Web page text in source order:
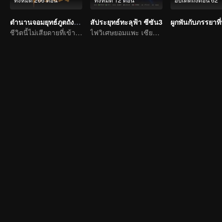
ตำนานจอมยุทธ์ภูตถังซาน
ชีวิตนี้ไม่เสียดายที่เข้านิกายถัง
สัประยุทธ์ทะลุฟ้า ซีซัน3
ไฟวิเศษยอมแพะ เซียวเหยียนรู้ซึ้งและใช้เป็นทักษะพุทธพิโรธบัวไฟ
ผูกพันกับภรรยา